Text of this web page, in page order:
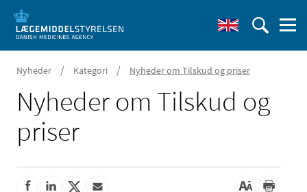
Nyheder / Kategori / Nyheder om Tilskud og priser
Nyheder om Tilskud og
priser